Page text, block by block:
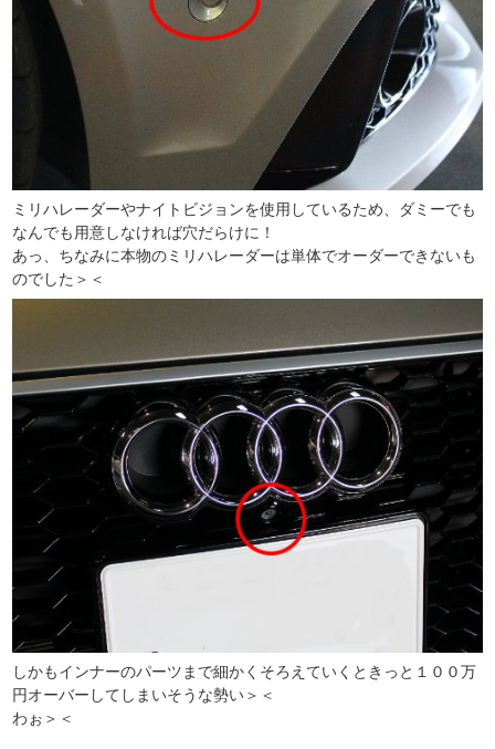
ミリハレーダーやナイトビジョンを使用しているため、ダミーでも
なんでも用意しなければ穴だらけに！
あっ、ちなみに本物のミリハレーダーは単体でオーダーできないも
のでした＞＜
しかもインナーのパーツまで細かくそろえていくときっと１００万
円オーバーしてしまいそうな勢い＞＜
わぉ＞＜